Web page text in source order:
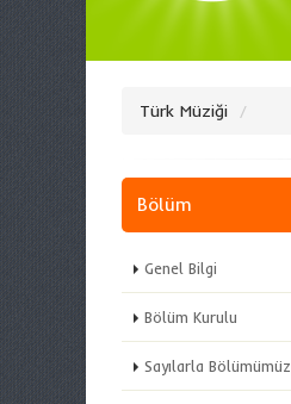
Türk Müziği
Bölüm
Genel Bilgi
Bölüm Kurulu
Sayılarla Bölümümüz